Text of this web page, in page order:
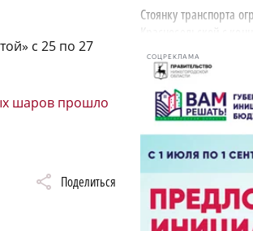
с 25 по 27
шаров прошло
Поделиться
Стоянку транспорта
Красносельской с
18:37
Волонтеры
дом, в котором
щенков
18:02
В Нижегородской
более 40
17:57
СОЦРЕКЛАМА